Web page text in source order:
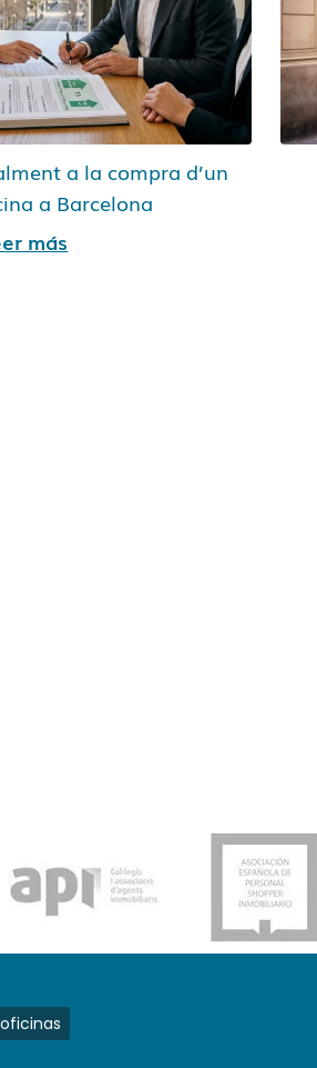
a la compra d’un
a Barcelona
más